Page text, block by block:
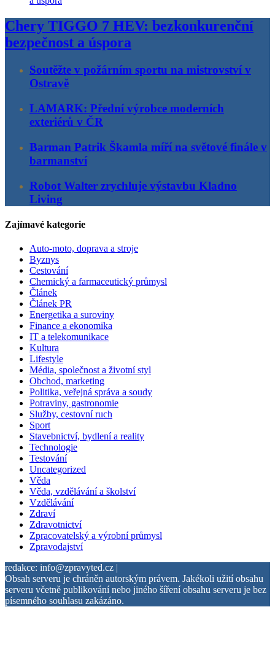
Chery TIGGO 7 HEV: bezkonkurenční
bezpečnost a úspora
Soutěžte v požárním sportu na mistrovství v
Ostravě
LAMARK: Přední výrobce moderních
exteriérů v ČR
Barman Patrik Škamla míří na světové finále v
barmanství
Robot Walter zrychluje výstavbu Kladno
Living
Zajímavé kategorie
Auto-moto, doprava a stroje
Byznys
Cestování
Chemický a farmaceutický průmysl
Článek
Článek PR
Energetika a suroviny
Finance a ekonomika
IT a telekomunikace
Kultura
Lifestyle
Média, společnost a životní styl
Obchod, marketing
Politika, veřejná správa a soudy
Potraviny, gastronomie
Služby, cestovní ruch
Sport
Stavebnictví, bydlení a reality
Technologie
Testování
Uncategorized
Věda
Věda, vzdělávání a školství
Vzdělávání
Zdraví
Zdravotnictví
Zpracovatelský a výrobní průmysl
Zpravodajství
redakce: info@zpravyted.cz |
Obsah serveru je chráněn autorským právem. Jakékoli užití obsahu
serveru včetně publikování nebo jiného šíření obsahu serveru je bez
písemného souhlasu zakázáno.